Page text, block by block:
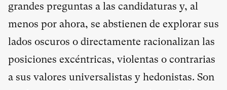
grandes preguntas a las candidaturas y, al
menos por ahora, se abstienen de explorar sus
lados oscuros o directamente racionalizan las
posiciones excéntricas, violentas o contrarias
a sus valores universalistas y hedonistas. Son